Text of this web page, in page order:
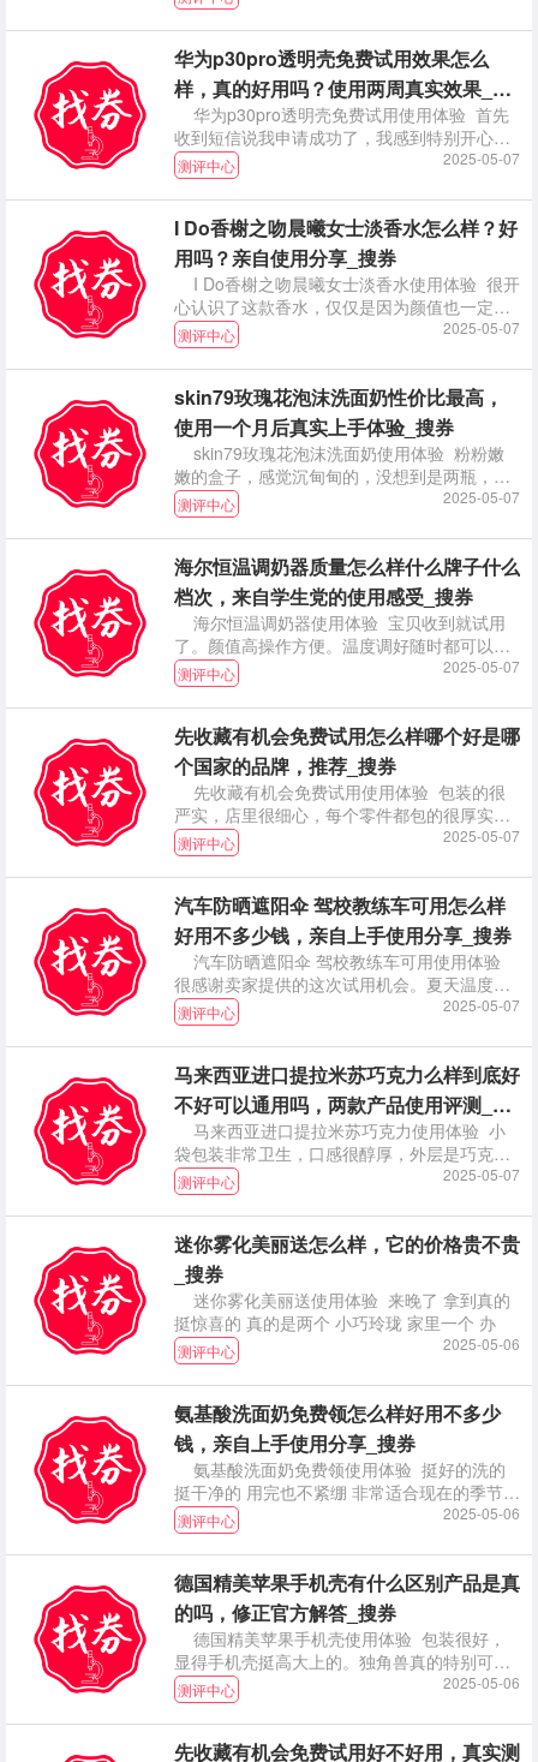
华为p30pro透明壳免费试用效果怎么
样，真的好用吗？使用两周真实效果_搜
华为p30pro透明壳免费试用使用体验 首先
收到短信说我申请成功了，我感到特别开心，
因为我
测评中心 2025-05-07
I Do香榭之吻晨曦女士淡香水怎么样？好
用吗？亲自使用分享_搜券
I Do香榭之吻晨曦女士淡香水使用体验 很开
心认识了这款香水，仅仅是因为颜值也一定会
购入的
测评中心 2025-05-07
skin79玫瑰花泡沫洗面奶性价比最高，
使用一个月后真实上手体验_搜券
skin79玫瑰花泡沫洗面奶使用体验 粉粉嫩
嫩的盒子，感觉沉甸甸的，没想到是两瓶，也
是很惊
测评中心 2025-05-07
海尔恒温调奶器质量怎么样什么牌子什么
档次，来自学生党的使用感受_搜券
海尔恒温调奶器使用体验 宝贝收到就试用
了。颜值高操作方便。温度调好随时都可以给
娃冲奶粉，不
测评中心 2025-05-07
先收藏有机会免费试用怎么样哪个好是哪
个国家的品牌，推荐_搜券
先收藏有机会免费试用使用体验 包装的很
严实，店里很细心，每个零件都包的很厚实，
都有做保护措
测评中心 2025-05-07
汽车防晒遮阳伞 驾校教练车可用怎么样
好用不多少钱，亲自上手使用分享_搜券
汽车防晒遮阳伞 驾校教练车可用使用体验
很感谢卖家提供的这次试用机会。夏天温度太
高，有了这
测评中心 2025-05-07
马来西亚进口提拉米苏巧克力么样到底好
不好可以通用吗，两款产品使用评测_搜
马来西亚进口提拉米苏巧克力使用体验 小
袋包装非常卫生，口感很醇厚，外层是巧克力
里面是坚果，
测评中心 2025-05-07
迷你雾化美丽送怎么样，它的价格贵不贵
_搜券
迷你雾化美丽送使用体验 来晚了 拿到真的
挺惊喜的 真的是两个 小巧玲珑 家里一个 办
测评中心 2025-05-06
氨基酸洗面奶免费领怎么样好用不多少
钱，亲自上手使用分享_搜券
氨基酸洗面奶免费领使用体验 挺好的洗的
挺干净的 用完也不紧绷 非常适合现在的季节
推荐大家
测评中心 2025-05-06
德国精美苹果手机壳有什么区别产品是真
的吗，修正官方解答_搜券
德国精美苹果手机壳使用体验 包装很好，
显得手机壳挺高大上的。独角兽真的特别可
爱，女生应该都
测评中心 2025-05-06
先收藏有机会免费试用好不好用，真实测